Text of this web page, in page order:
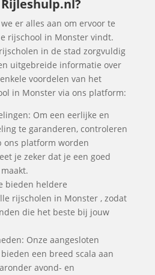
er alles aan om ervoor te
rijschool in Monster vindt.
in de stad zorgvuldig
uitgebreide informatie over
voordelen van het
in Monster via ons platform:
Om een eerlijke en
te garanderen, controleren
ons platform worden
je zeker dat je een goed
bieden heldere
rijscholen in Monster , zodat
die het beste bij jouw
Onze aangesloten
een breed scala aan
avond- en